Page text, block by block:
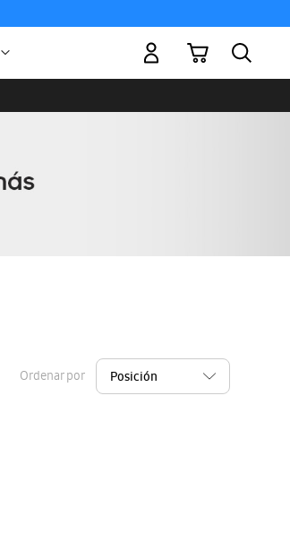
Moneda Mi carrito
Ordenar por